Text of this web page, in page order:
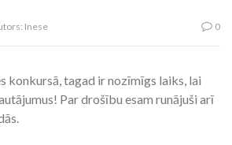
Inese 0
konkursā, tagad ir nozīmīgs laiks, lai
Par drošību esam runājuši arī